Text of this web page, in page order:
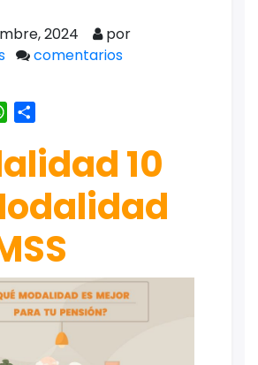
2024
por
comentarios
WhatsApp
10